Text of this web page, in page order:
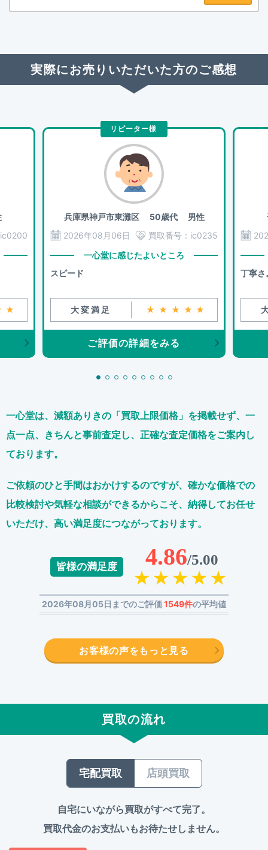
実際にお売りいただいた方のご感想
ic0200
リピーター様
兵庫県神戸市東灘区50歳代 男性
2026年08月06日
買取番号： ic0235
一心堂に感じたよいところ
スピード
大変満足 ★★★★★
ご評価の詳細をみる
丁寧さ
一心堂は、減額ありきの「買取上限価格」を掲載せず、 一
点一点、きちんと事前査定し、正確な査定価格をご案内し
ております。
ご依頼のひと手間はおかけするのですが、 確かな価格での
比較検討や気軽な相談ができるからこそ、 納得してお任せ
いただけ、高い満足度につながっております。
皆様の満足度 4.86/5.00
2026年08月05日までのご評価1549件の平均値
お客様の声をもっと見る
買取の流れ
宅配買取 店頭買取
自宅にいながら買取がすべて完了。
買取代金のお支払いもお待たせしません。